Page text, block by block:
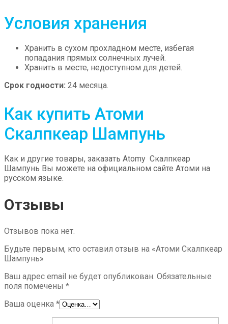
Условия хранения
Хранить в сухом прохладном месте, избегая
попадания прямых солнечных лучей.
Хранить в месте, недоступном для детей.
Срок годности: 24 месяца.
Как купить Атоми
Скалпкеар Шампунь
Как и другие товары, заказать Atomy Скалпкеар
Шампунь Вы можете на официальном сайте Атоми на
русском языке.
Отзывы
Отзывов пока нет.
Будьте первым, кто оставил отзыв на «Атоми Скалпкеар
Шампунь»
Ваш адрес email не будет опубликован. Обязательные
поля помечены *
Ваша оценка *